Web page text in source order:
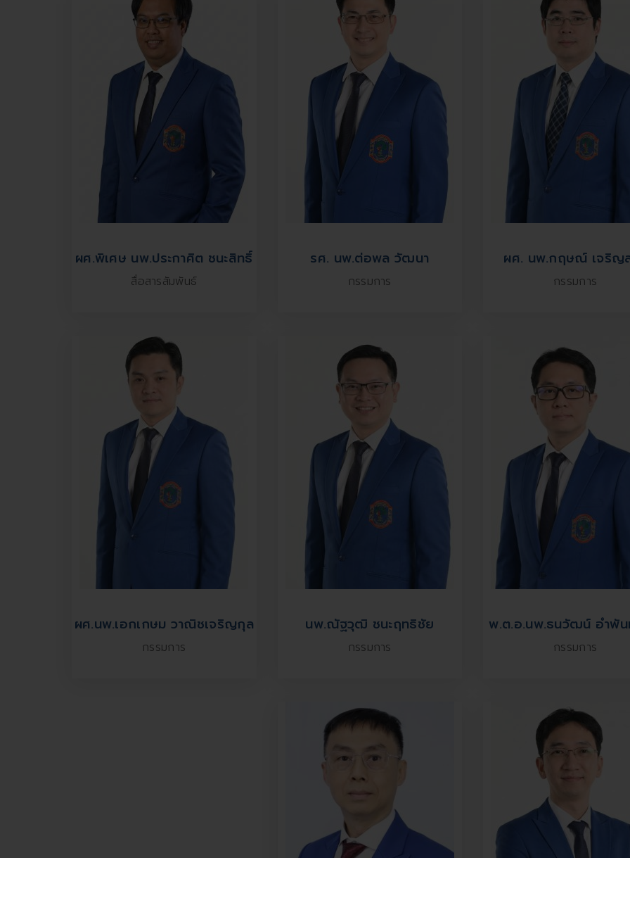
ผศ.พิเศษ นพ.ประกาศิต ชนะสิทธิ์
สื่อสารสัมพันธ์
รศ. นพ.ต่อพล วัฒนา
กรรมการ
ผศ. นพ.กฤษณ์ เจริญ
กรรมการ
ผศ.นพ.เอกเกษม วาณิชเจริญกุล
กรรมการ
นพ.ณัฐวุฒิ ชนะฤทธิชัย
กรรมการ
พ.ต.อ.นพ.ธนวัฒน์ อำพั
กรรมการ